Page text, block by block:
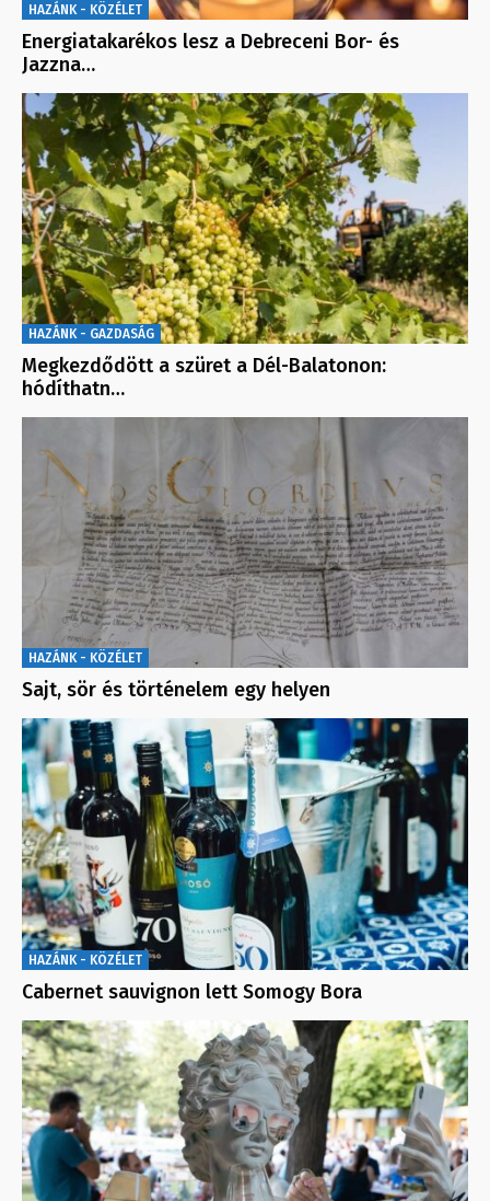
HAZÁNK - KÖZÉLET
Energiatakarékos lesz a Debreceni Bor- és
Jazzna…
HAZÁNK - GAZDASÁG
Megkezdődött a szüret a Dél-Balatonon:
hódíthatn…
HAZÁNK - KÖZÉLET
Sajt, sör és történelem egy helyen
HAZÁNK - KÖZÉLET
Cabernet sauvignon lett Somogy Bora